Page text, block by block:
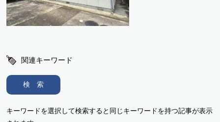
関連キーワード
キーワードを選択して検索すると同じキーワードを持つ記事が表示
検 索